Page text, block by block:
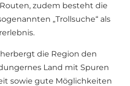
zudem besteht die
„Trollsuche“ als
die Region den
Land mit Spuren
sowie gute Möglichkeiten